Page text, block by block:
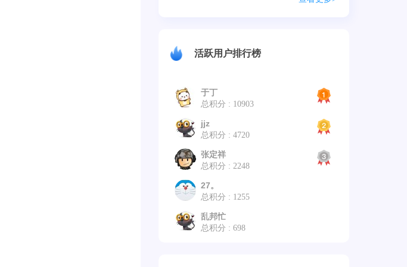
活跃用户排行榜
于丁
总积分 : 10903
jjz
总积分 : 4720
张定祥
总积分 : 2248
27。
总积分 : 1255
乱邦忙
总积分 : 698